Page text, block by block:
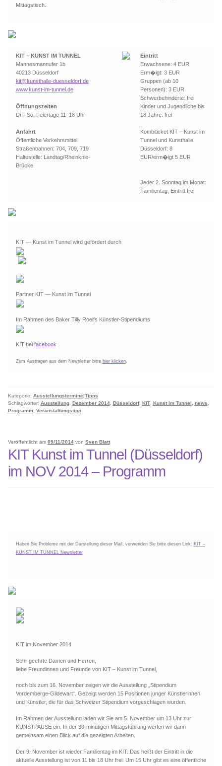
Mittagstisch.
KIT – KUNST IM TUNNEL
Mannesmannufer 1b
40213 Düsseldorf
kit@kunsthalle-duesseldorf.de
www.kunst-im-tunnel.de
Öffnungszeiten
Di – So, Feiertage 11–18 Uhr
Anfahrt
Öffentliche Verkehrsmittel:
Straßenbahnen: 704, 709, 719
Haltestelle: Landtag/Rheinknie-
Brücke
Eintritt
Erwachsene: 4 EUR
Erm�igt: 3 EUR
Gruppen (ab 10
Personen): 3 EUR
Schwerbehinderte: frei
Kinder und Jugendliche bis
18 Jahre: frei
Kombiticket KIT – Kunst im
Tunnel und Kunsthalle
Düsseldorf: 8
EUR/erm�igt 5 EUR
Jeder 2. Sonntag im Monat:
Familientag, Eintritt frei
KIT — Kunst im Tunnel wird gefördert durch
Partner KIT — Kunst im Tunnel
Im Rahmen des Baker Tilly Roelfs Künstler-Stipendiums
KIT bei facebook
Zum Austragen aus dem Newsletter bitte hier klicken.
Kategorie: Ausstellungstermine|Tipps
Schlagwörter: Ausstellung, Dezember 2014, Düsseldorf, KIT, Kunst im Tunnel news
Programm, Veranstaltungstipp
Veröffentlicht am 09/11/2014 von Sven Blatt
KIT Kunst im Tunnel (Düsseldorf)
im NOV 2014 – Programm
Haben Sie Probleme mit der Darstellung dieser Mail, verwenden Sie bitte diesen Link: KIT –
KUNST IM TUNNEL Newsletter
KIT im November 2014
Sehr geehrte Damen und Herren,
liebe Freundinnen und Freunde von KIT – Kunst im Tunnel,
noch bis zum 16. November zeigen wir die Ausstellung „Stipendium
Vordemberge-Gildewart“. Gezeigt werden 15 Positionen junger Künstlerinnen
und Künstler, die für das Schweizer Stipendium vorgeschlagen wurden.
Im Rahmen der Ausstellung laden wir Sie am 5. November um 13 Uhr zur
KUNSTPAUSE ein. In der 30-minütigen Mittagsführung werfen wir dann
gemeinsam einen Blick auf die gezeigten Arbeiten.
Der 9. November ist wieder Familientag im KIT. Das heißt der Eintritt in die
aktuelle Ausstellung ist von 11 bis 18 Uhr frei. Um 15 Uhr gibt es eine öffentliche